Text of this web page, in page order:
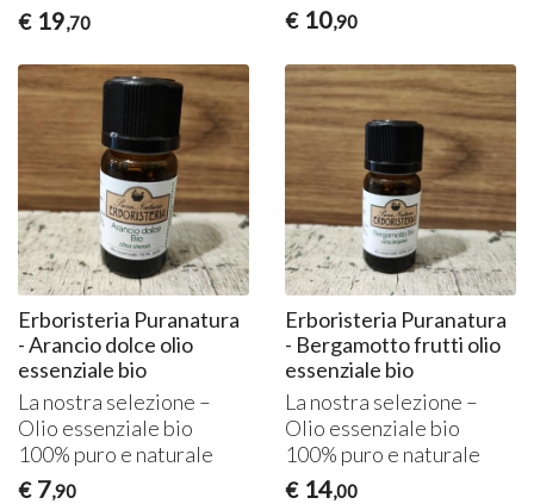
€ 19,70
€ 10,90
Erboristeria Puranatura
- Arancio dolce olio
essenziale bio
La nostra selezione –
Olio essenziale bio
100% puro e naturale
€ 7,90
Erboristeria Puranatura
- Bergamotto frutti olio
essenziale bio
La nostra selezione –
Olio essenziale bio
100% puro e naturale
€ 14,00